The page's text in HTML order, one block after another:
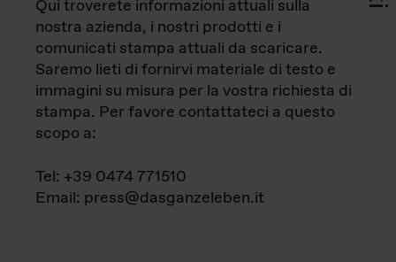
Qui troverete informazioni attuali sulla
nostra azienda, i nostri prodotti e i
comunicati stampa attuali da scaricare.
Saremo lieti di fornirvi materiale di testo e
immagini su misura per la vostra richiesta di
stampa. Per favore contattateci a questo
scopo a:
Tel: +39 0474 771510
Email: press@dasganzeleben.it